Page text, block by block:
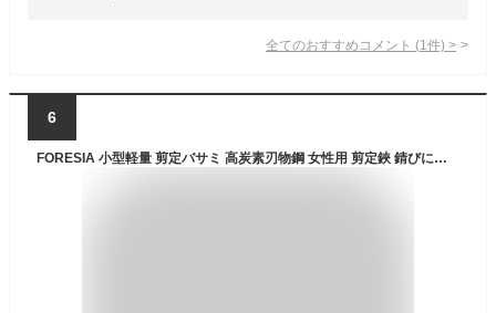
全てのおすすめコメント (1 件) >
6
FORESIA 小型軽量 剪定バサミ 高炭素刃物鋼 女性用 剪定鋏 錆びにくい 剪定はさみ 小さめ 剪定ハサミ